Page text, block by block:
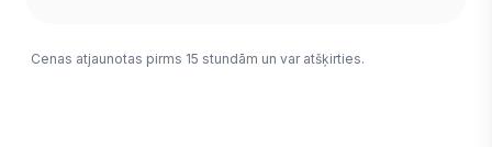
Cenas atjaunotas pirms 15 stundām un var atšķirties.